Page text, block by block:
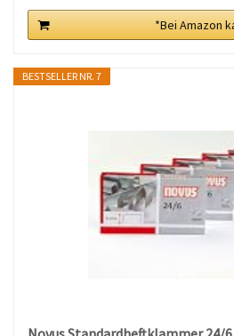
*Bei Amazon
BESTSELLER NR. 7